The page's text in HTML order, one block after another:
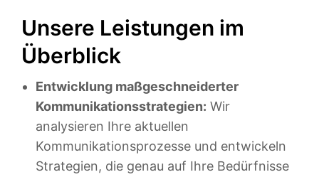
Unsere Leistungen im
Überblick
Entwicklung maßgeschneiderter
Kommunikationsstrategien: Wir
analysieren Ihre aktuellen
Kommunikationsprozesse und entwickeln
Strategien, die genau auf Ihre Bedürfnisse